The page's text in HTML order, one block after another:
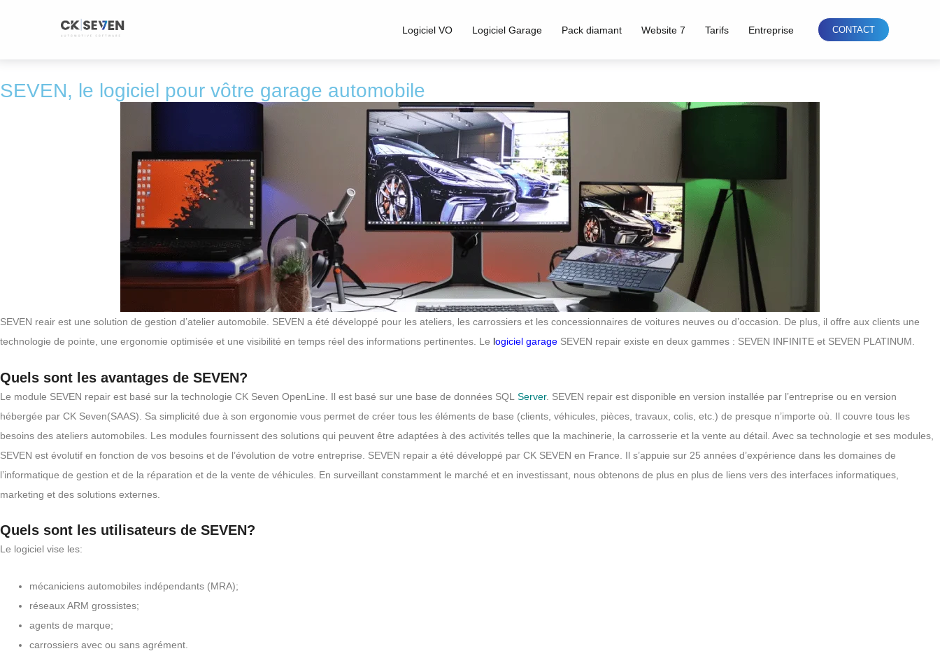
Logiciel VO Logiciel Garage Pack diamant Website 7 Tarifs Entreprise CONTACT
SEVEN, le logiciel pour vôtre garage automobile
SEVEN reair est une solution de gestion d’atelier automobile. SEVEN a été développé pour les ateliers, les carrossiers et les concessionnaires de voitures neuves ou d’occasion. De plus, il offre aux clients une
technologie de pointe, une ergonomie optimisée et une visibilité en temps réel des informations pertinentes. Le logiciel garage SEVEN repair existe en deux gammes : SEVEN INFINITE et SEVEN PLATINUM.
Quels sont les avantages de SEVEN?
Le module SEVEN repair est basé sur la technologie CK Seven OpenLine. Il est basé sur une base de données SQL Server. SEVEN repair est disponible en version installée par l’entreprise ou en version
hébergée par CK Seven(SAAS). Sa simplicité due à son ergonomie vous permet de créer tous les éléments de base (clients, véhicules, pièces, travaux, colis, etc.) de presque n’importe où. Il couvre tous les
besoins des ateliers automobiles. Les modules fournissent des solutions qui peuvent être adaptées à des activités telles que la machinerie, la carrosserie et la vente au détail. Avec sa technologie et ses modules,
SEVEN est évolutif en fonction de vos besoins et de l’évolution de votre entreprise. SEVEN repair a été développé par CK SEVEN en France. Il s’appuie sur 25 années d’expérience dans les domaines de
l’informatique de gestion et de la réparation et de la vente de véhicules. En surveillant constamment le marché et en investissant, nous obtenons de plus en plus de liens vers des interfaces informatiques,
marketing et des solutions externes.
Quels sont les utilisateurs de SEVEN?
Le logiciel vise les:
mécaniciens automobiles indépendants (MRA);
réseaux ARM grossistes;
agents de marque;
carrossiers avec ou sans agrément.